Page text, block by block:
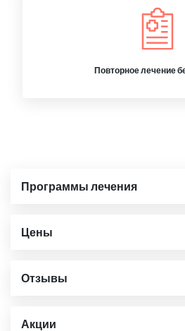
Повторное лечение
Программы лечения
Цены
Отзывы
Акции